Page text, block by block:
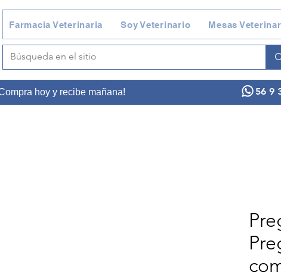
Farmacia Veterinaria Soy Veterinario Mesas
hoy y recibe mañana! 56 9